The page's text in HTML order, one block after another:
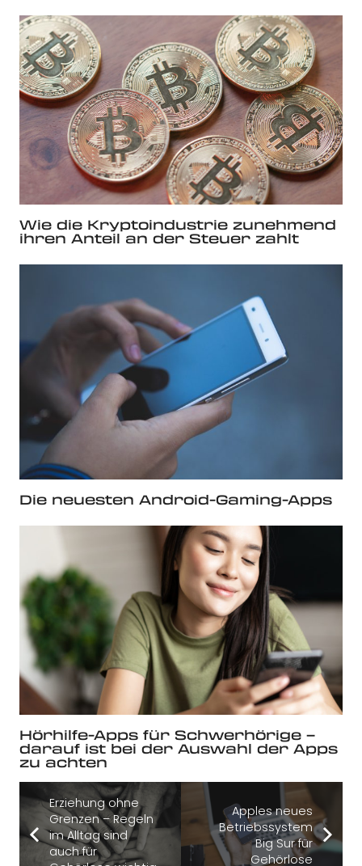
Wie die Kryptoindustrie zunehmend
ihren Anteil an der Steuer zahlt
Die neuesten Android-Gaming-Apps
Hörhilfe-Apps für Schwerhörige –
darauf ist bei der Auswahl der Apps
zu achten
Erziehung ohne
Grenzen – Regeln
im Alltag sind
auch für
Apples neues
Betriebssystem
Big Sur für
Gehörlose